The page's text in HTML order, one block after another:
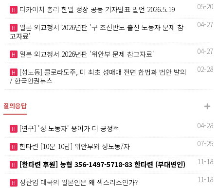
H 다카이치 총리 한일 정상 공동 기자발표 발언 2026.5.19 05-20
H 일본 외교청서 2026년판 '구 조선반도 출신 노동자 문제 참
고자료'
04-27
H 일본 외교청서 2026년판 '위안부 문제 참고자료' 04-27
H [성노동] 콜로라도주, 미 최초 성매매 전면 합법화 법안 발의
/ 한국인권뉴스
02-28
질의응답
H [연구] '성 노동자' 용어가 더 긍정적 04-28
H 한타련 [10문 10답] 위안부와 성노동/자 07-25
H [한타련 후원] 농협 356-1497-5718-83 한타련 (부대변인) 11-18
H 성산업 대국의 일본인은 왜 섹스리스인가? 11-18